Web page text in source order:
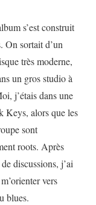
s’est construit
On sortait d’un
très moderne,
un gros studio à
j’étais dans une
Keys, alors que les
sont
roots. Après
discussions, j’ai
vers
blues.